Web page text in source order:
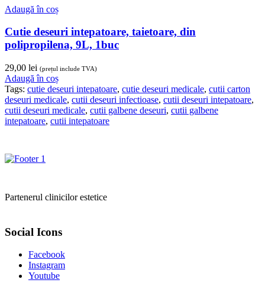
Adaugă în coș
Cutie deseuri intepatoare, taietoare, din
polipropilena, 9L, 1buc
29,00 lei (prețul include TVA)
Adaugă în coș
Tags: cutie deseuri intepatoare, cutie deseuri medicale, cutii carton
deseuri medicale, cutii deseuri infectioase, cutii deseuri intepatoare,
cutii deseuri medicale, cutii galbene deseuri, cutii galbene
intepatoare, cutii intepatoare
Partenerul clinicilor estetice
Social Icons
Facebook
Instagram
Youtube